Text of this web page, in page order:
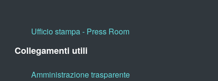
Ufficio stampa - Press Room
Collegamenti utili
Amministrazione trasparente